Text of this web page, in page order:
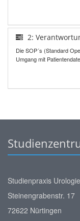
2:
Die SOP´s (Standard
Umgang mit
Studienpraxis Urologie
Steinengrabenstr. 17
72622 Nürtingen